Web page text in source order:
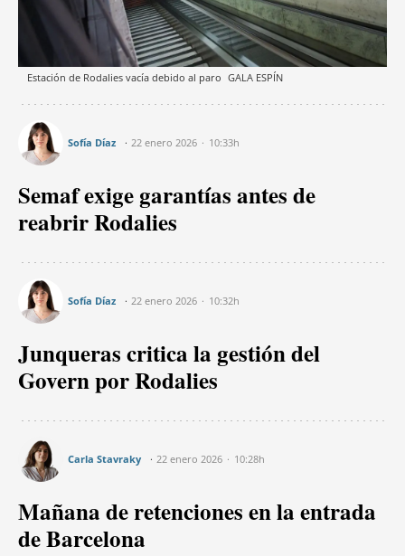
Estación de Rodalies vacía debido al paro GALA ESPÍN
Sofía Díaz 22 enero 2026 10:33h
Semaf exige garantías antes de
reabrir Rodalies
Sofía Díaz 22 enero 2026 10:32h
Junqueras critica la gestión del
Govern por Rodalies
Carla Stavraky 22 enero 2026 10:28h
Mañana de retenciones en la entrada
de Barcelona